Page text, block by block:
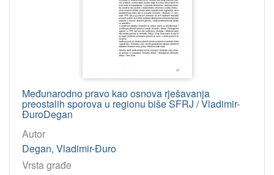
Međunarodno pravo kao osnova rješavanja
preostalih sporova u regionu biše SFRJ / Vladimir-
ĐuroDegan
Autor
Degan, Vladimir-Đuro
Vrsta građe